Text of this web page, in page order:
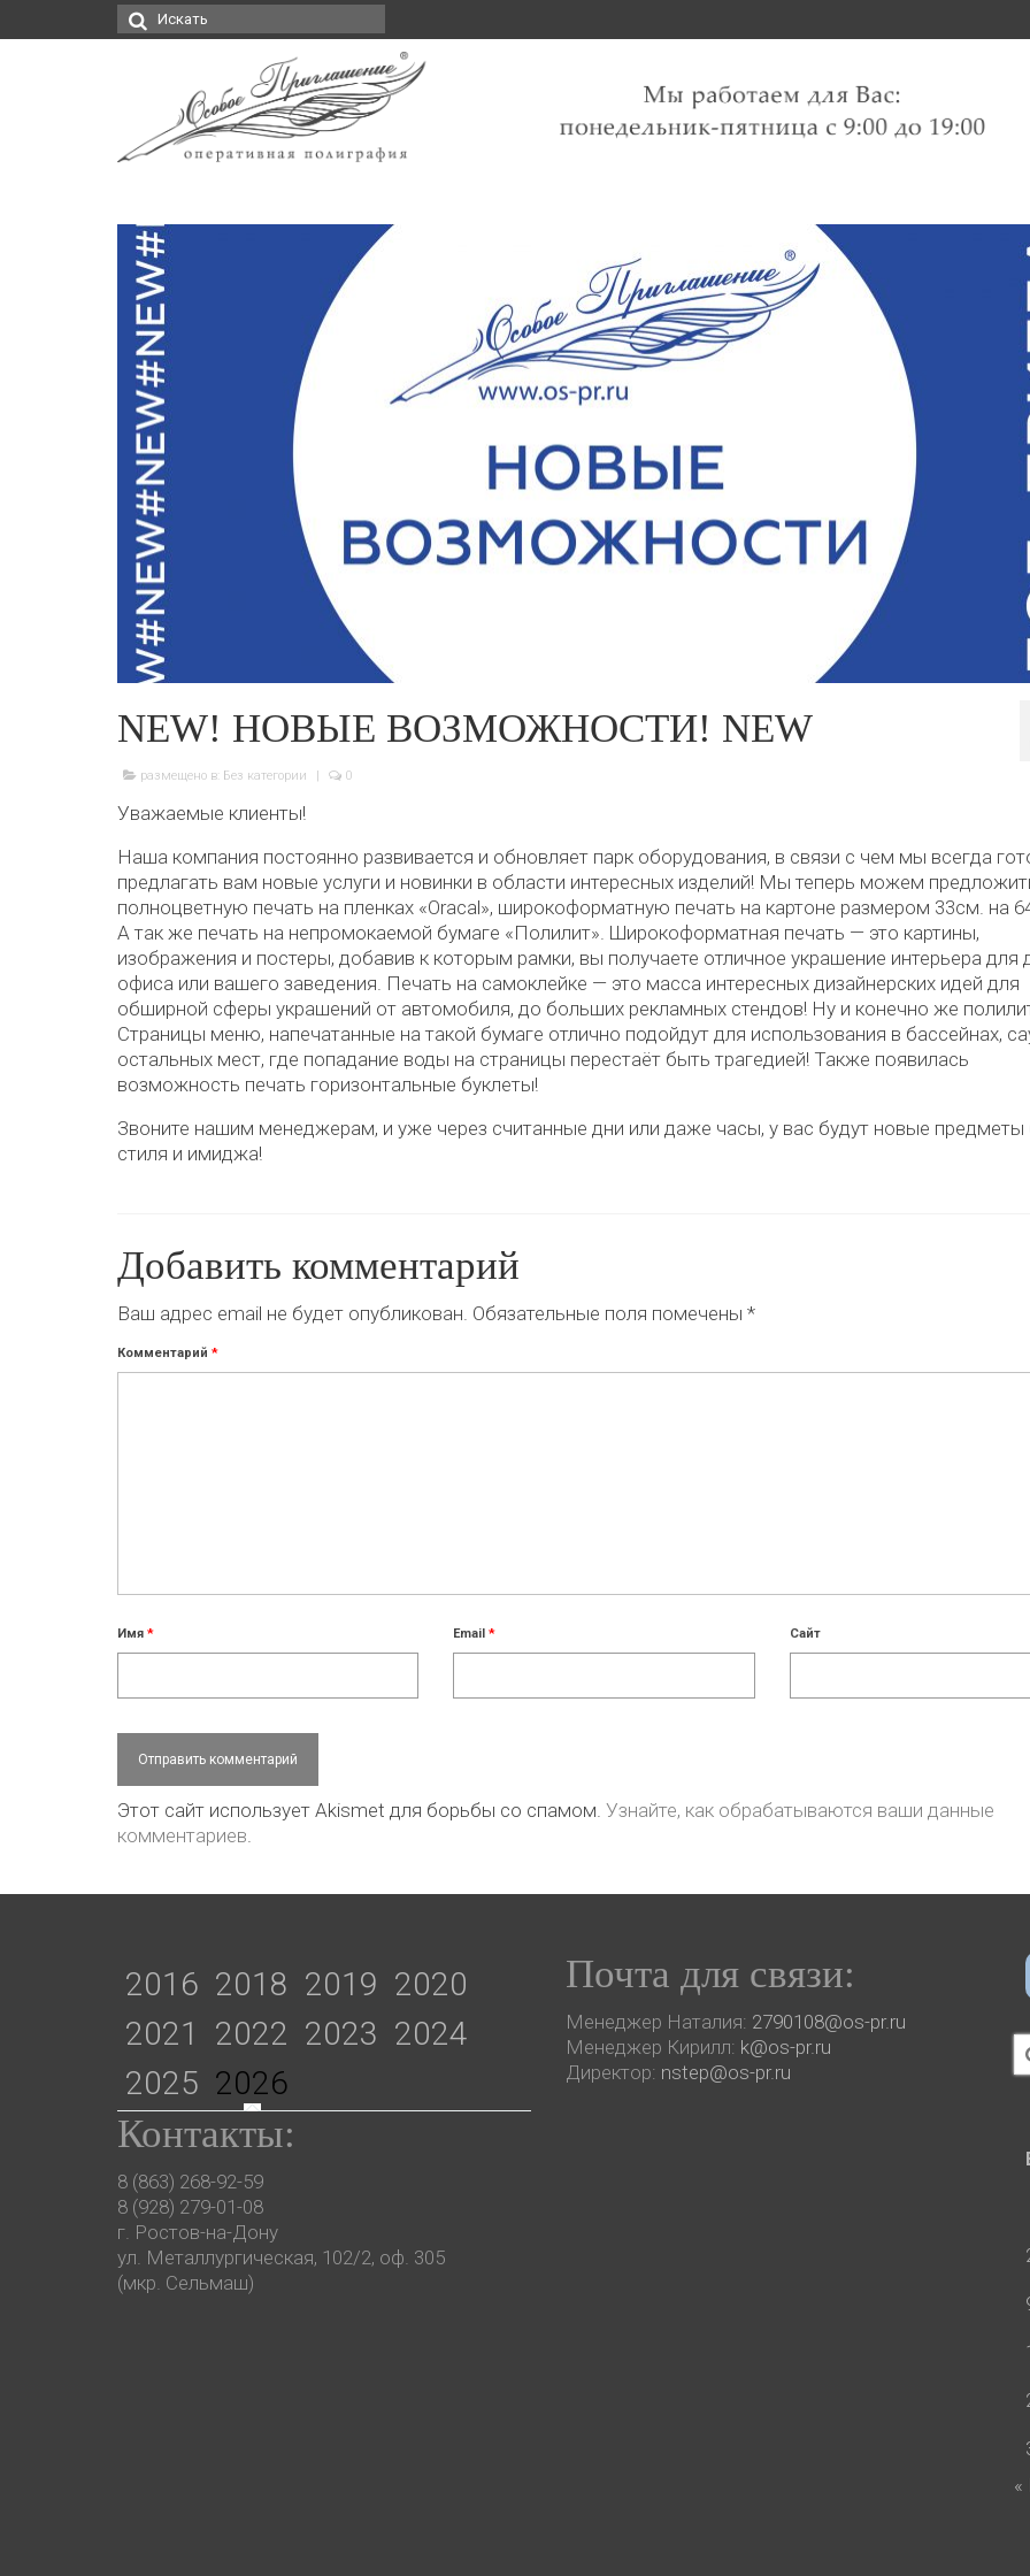
Искать:
NEW! НОВЫЕ ВОЗМОЖНОСТИ! NEW
размещено в: Без категории 0
Уважаемые клиенты!
Наша компания постоянно развивается и обновляет парк оборудования, в связи с чем мы всегда
предлагать вам новые услуги и новинки в области интересных изделий! Мы теперь можем
полноцветную печать на пленках «Oracal», широкоформатную печать на картоне размером 33см. на
А так же печать на непромокаемой бумаге «Полилит». Широкоформатная печать — это картины,
изображения и постеры, добавив к которым рамки, вы получаете отличное украшение интерьера для
офиса или вашего заведения. Печать на самоклейке — это масса интересных дизайнерских идей для
обширной сферы украшений от автомобиля, до больших рекламных стендов! Ну и конечно же
Страницы меню, напечатанные на такой бумаге отлично подойдут для использования в бассейнах,
остальных мест, где попадание воды на страницы перестаёт быть трагедией! Также появилась
возможность печать горизонтальные буклеты!
Звоните нашим менеджерам, и уже через считанные дни или даже часы, у вас будут новые предметы
стиля и имиджа!
Добавить комментарий
Ваш адрес email не будет опубликован. Обязательные поля помечены *
Комментарий *
Имя * Email* Сайт
Этот сайт использует Akismet для борьбы со спамом. Узнайте, как обрабатываются ваши данные
комментариев.
2016 2018 2019 2020
2021
2022 2023 2024
2025 2026
Контакты:
8 (863) 268-92-59
8 (928) 279-01-08
г. Ростов-на-Дону
ул. Металлургическая, 102/2, оф. 305
(мкр. Сельмаш)
Почта для связи:
Менеджер Наталия: 2790108@os-pr.ru
Менеджер Кирилл: k@os-pr.ru
Директор: nstep@os-pr.ru